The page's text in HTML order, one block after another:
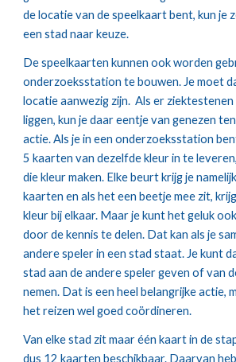
de locatie van de speelkaart bent, kun je
een stad naar keuze.
De speelkaarten kunnen ook worden
onderzoeksstation te bouwen. Je moet
locatie aanwezig zijn.  Als er
liggen, kun je daar eentje van genezen
actie. Als je in een onderzoeksstation
5 kaarten van dezelfde kleur in te
die kleur maken. Elke beurt krijg je
kaarten en als het een beetje mee zit,
kleur bij elkaar. Maar je kunt het geluk
door de kennis te delen. Dat kan als je
andere speler in een stad staat. Je kunt
stad aan de andere speler geven of van
nemen. Dat is een heel belangrijke actie,
het reizen wel goed coördineren.
Van elke stad zit maar één kaart in de
dus 12 kaarten beschikbaar. Daarvan